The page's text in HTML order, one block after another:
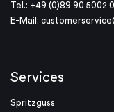
Tel.: +49 (0)89 90 5002 0
E-Mail:
Services
Spritzguss